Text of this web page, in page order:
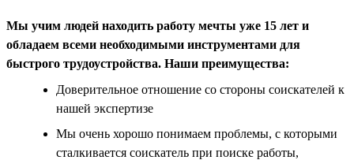
Мы учим людей находить работу мечты уже 15 лет и
обладаем всеми необходимыми инструментами для
быстрого трудоустройства. Наши преимущества:
Доверительное отношение со стороны соискателей к
нашей экспертизе
Мы очень хорошо понимаем проблемы, с которыми
сталкивается соискатель при поиске работы,